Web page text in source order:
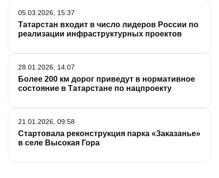
Татарстан входит в число лидеров России по
реализации инфраструктурных проектов
05.03.2026, 15:37
Более 200 км дорог приведут в нормативное
состояние в Татарстане по нацпроекту
28.01.2026, 14:07
Стартовала реконструкция парка «Заказанье»
в селе Высокая Гора
21.01.2026, 09:58